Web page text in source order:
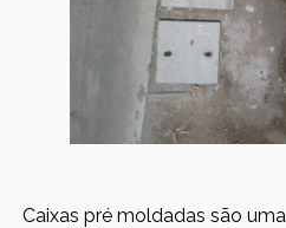
Caixas pré moldadas são